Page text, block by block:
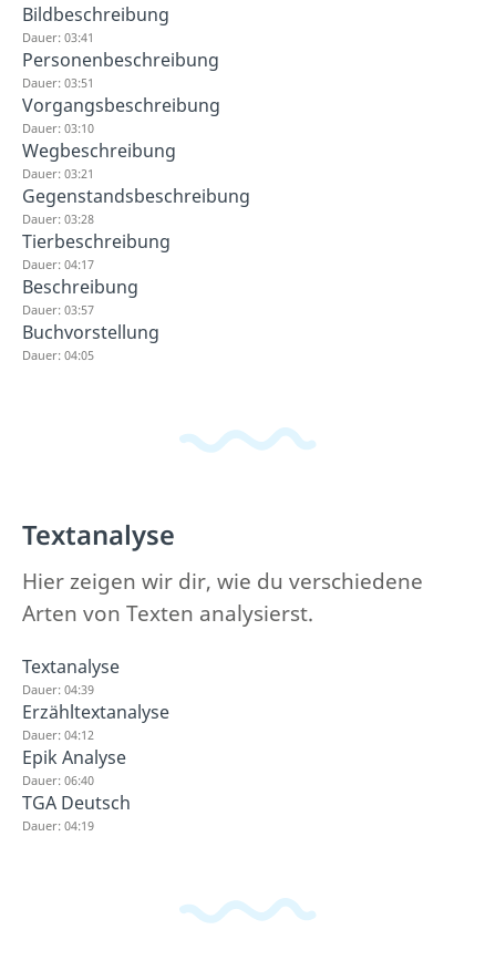
Bildbeschreibung
Dauer: 03:41
Personenbeschreibung
Dauer: 03:51
Vorgangsbeschreibung
Dauer: 03:10
Wegbeschreibung
Dauer: 03:21
Gegenstandsbeschreibung
Dauer: 03:28
Tierbeschreibung
Dauer: 04:17
Beschreibung
Dauer: 03:57
Buchvorstellung
Dauer: 04:05
Textanalyse
Hier zeigen wir dir, wie du verschiedene
Arten von Texten analysierst.
Textanalyse
Dauer: 04:39
Erzähltextanalyse
Dauer: 04:12
Epik Analyse
Dauer: 06:40
TGA Deutsch
Dauer: 04:19